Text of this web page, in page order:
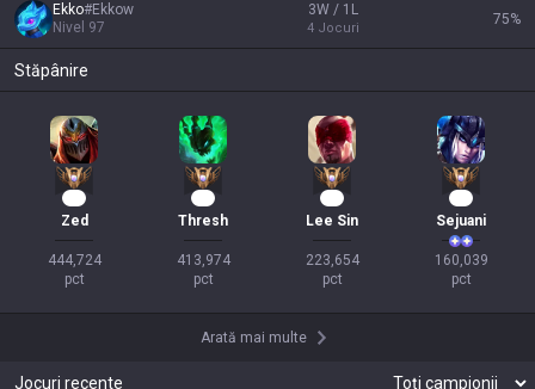
Ekko#Ekkow
Nivel 97
3W / 1L
4 Jocuri
75%
Stăpânire
Zed
444,724
pct
Thresh
413,974
pct
Lee Sin
223,654
pct
Sejuani
160,039
pct
Arată mai multe
Jocuri recente